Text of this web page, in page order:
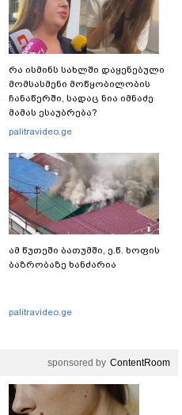
რა ისმინს სახლში დაყენებული
მომსასმენი მოწყობილობის
ჩანაწერში, სადაც ნია იმნაძე
მამას ესაუბრება?
palitravideo.ge
ამ წუთეში ბათუმში, ე.წ. ხოფის
ბაზრობაზე ხანძარია
palitravideo.ge
sponsored by ContentRoom